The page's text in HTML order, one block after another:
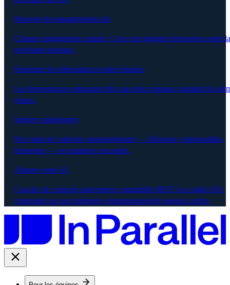
Honorer les engagements pris
Chaque engagement capturé. Ceux qui stagnent remontent avant la
prochaine réunion.
Remonter les dépendances inter-équipes
Les dépendances remontent dès que deux équipes signalent le
risque.
Intégrer rapidement
Des mois de contexte organisationnel — décisions, responsables,
historique — en quelques secondes.
Aligner votre IA
Couche de contexte nativement compatible MCP. Les outils d'IA
s'appuient sur une mémoire organisationnelle toujours active.